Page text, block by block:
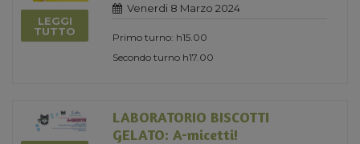
LEGGI
TUTTO
Venerdi 8 Marzo 2024
Primo turno: h15.00
Secondo turno h17.00
LABORATORIO BISCOTTI
GELATO: A-micetti!